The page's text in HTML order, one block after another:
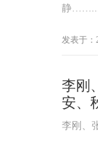
静
发表于：
李刚
安、
李刚、